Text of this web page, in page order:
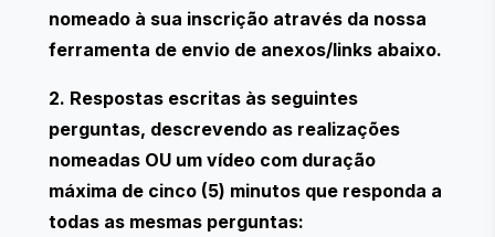
nomeado à sua inscrição através da nossa
ferramenta de envio de anexos/links abaixo.
2. Respostas escritas às seguintes
perguntas, descrevendo as realizações
nomeadas OU um vídeo com duração
máxima de cinco (5) minutos que responda a
todas as mesmas perguntas: